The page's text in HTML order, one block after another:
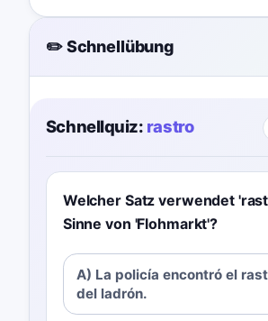
✏️ Schnellübung
Schnellquiz: rastro
Welcher Satz verwendet
Sinne von 'Flohmarkt'?
A) La policía encontró el
del ladrón.